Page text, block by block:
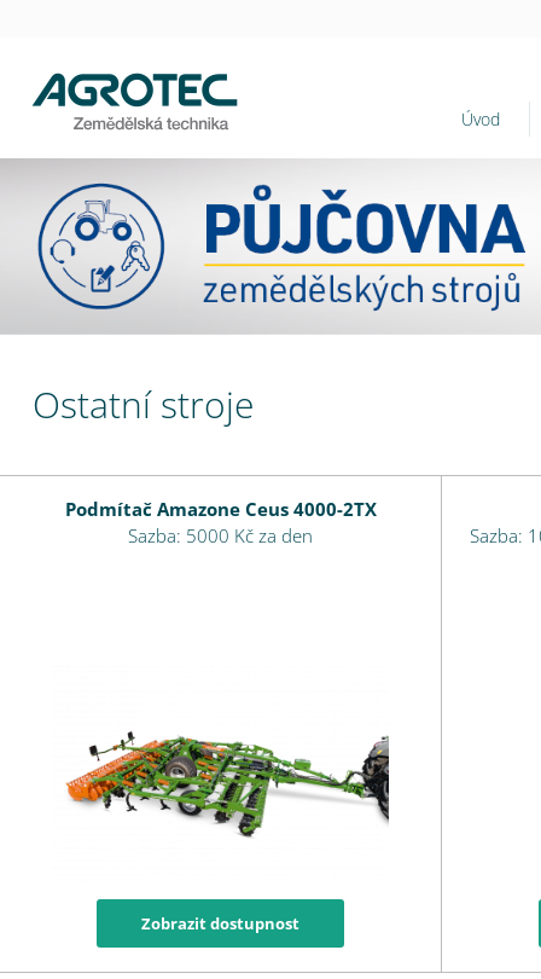
Úvod
Ostatní stroje
Podmítač Amazone Ceus 4000-2TX
Sazba: 5000 Kč za den
Zobrazit dostupnost
Sazba: